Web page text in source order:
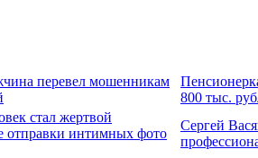
перевел мошенникам
800 тыс.
стал жертвой
отправки интимных фото
Сергей